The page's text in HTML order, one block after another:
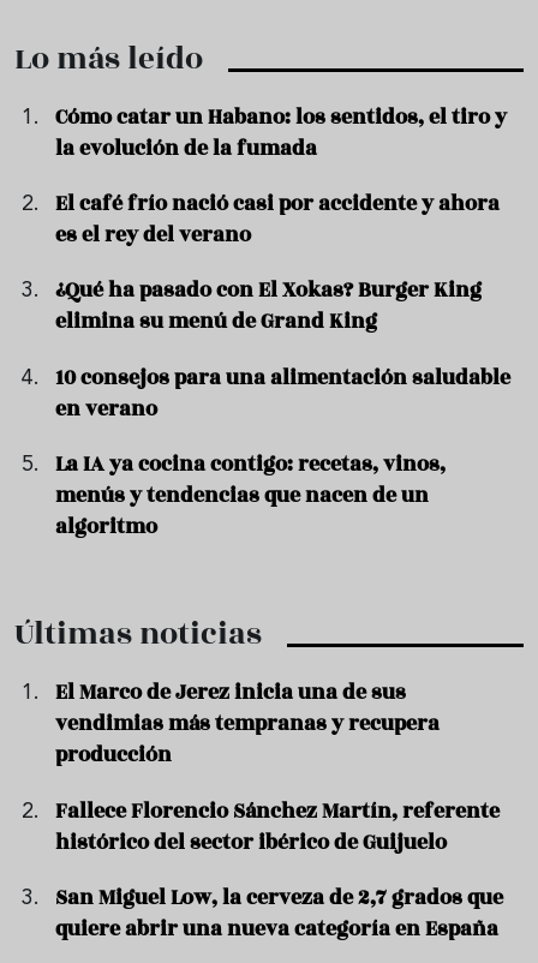
Lo más leído
Cómo catar un Habano: los sentidos, el tiro y
la evolución de la fumada
El café frío nació casi por accidente y ahora
es el rey del verano
¿Qué ha pasado con El Xokas? Burger King
elimina su menú de Grand King
10 consejos para una alimentación saludable
en verano
La IA ya cocina contigo: recetas, vinos,
menús y tendencias que nacen de un
algoritmo
Últimas noticias
El Marco de Jerez inicia una de sus
vendimias más tempranas y recupera
producción
Fallece Florencio Sánchez Martín, referente
histórico del sector ibérico de Guijuelo
San Miguel Low, la cerveza de 2,7 grados que
quiere abrir una nueva categoría en España